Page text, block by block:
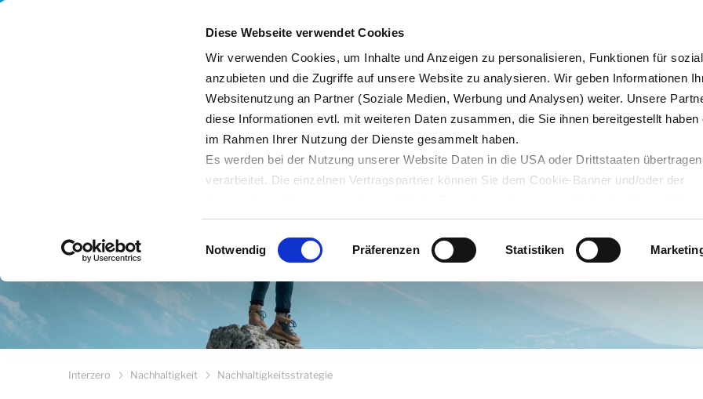
Diese Webseite verwendet Cookies
Wir verwenden Cookies, um Inhalte und Anzeigen zu personalisieren, Funktionen für
anzubieten und die Zugriffe auf unsere Website zu analysieren. Wir geben Informationen
Websitenutzung an Partner (Soziale Medien, Werbung und Analysen) weiter. Unsere
diese Informationen evtl. mit weiteren Daten zusammen, die Sie ihnen bereitgestellt haben
im Rahmen Ihrer Nutzung der Dienste gesammelt haben.
Es werden bei der Nutzung unserer Website Daten in die USA oder Drittstaaten
verarbeitet. Die einzelnen Vertragspartner können Sie dem Cookie-Banner und/oder der
Datenübertragung in Drittstaaten ein. Erst wenn Sie Buttons anklicken, werden Bilder und
von Drittanbietern nachgeladen. Ihre IP-Adresse wird dabei an externe Server übertragen.
Datenschutz dieser Anbieter können Sie sich auf deren Seiten informieren. Wir speichern
Einwilligung. Sie können sie unterdatenschutz@interzero.dejederzeit widerrufen.
erfahren Sie in unserer
Einwilligungsauswahl
Notwendig Präferenzen Statistiken
Unternehmen Nachhaltigkeit Blog Servicedesk
Interzero Nachhaltigkeit Nachhaltigkeitsstrategie